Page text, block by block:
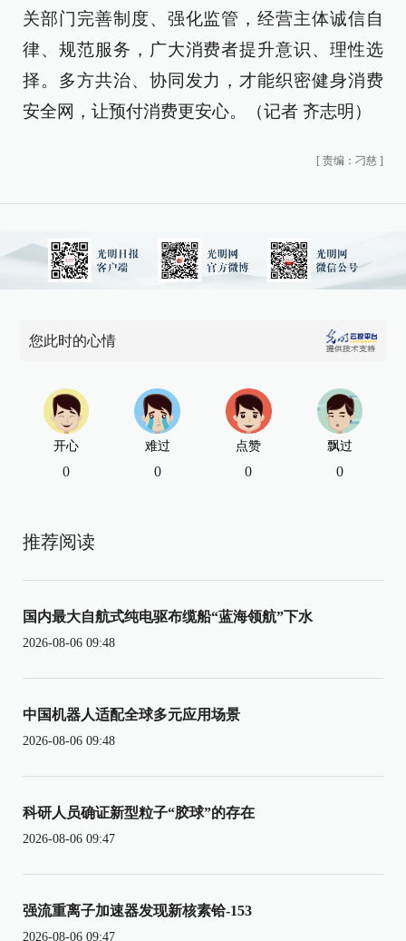
关部门完善制度、强化监管，经营主体诚信自
律、规范服务，广大消费者提升意识、理性选
择。多方共治、协同发力，才能织密健身消费
安全网，让预付消费更安心。（记者 齐志明）
[ 责编：刁慈 ]
您此时的心情
开心
0
难过
0
点赞
0
飘过
0
推荐阅读
国内最大自航式纯电驱布缆船“蓝海领航”下水
2026-08-06 09:48
中国机器人适配全球多元应用场景
2026-08-06 09:48
科研人员确证新型粒子“胶球”的存在
2026-08-06 09:47
强流重离子加速器发现新核素铪-153
2026-08-06 09:47